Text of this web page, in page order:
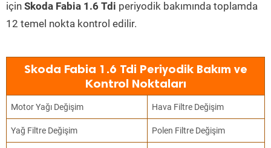
için Skoda Fabia 1.6 Tdi periyodik bakımında toplamda
12 temel nokta kontrol edilir.
Skoda Fabia 1.6 Tdi Periyodik Bakım ve
Kontrol Noktaları
Motor Yağı Değişim Hava Filtre Değişim
Yağ Filtre Değişim Polen Filtre Değişim